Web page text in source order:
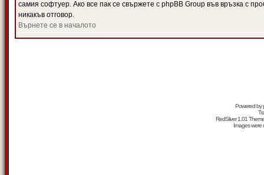
самия софтуер. Ако все пак се свържете с phpBB Group във връзка с
никакъв отговор.
Върнете се в началото
Powered by
RedSilver 1.01
Images were